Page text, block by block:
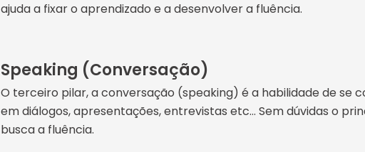
ajuda a fixar o aprendizado e a desenvolver a fluência.
Speaking (Conversação)
O terceiro pilar, a conversação (speaking) é a habilidade de se
em diálogos, apresentações, entrevistas etc… Sem dúvidas o
busca a fluência.